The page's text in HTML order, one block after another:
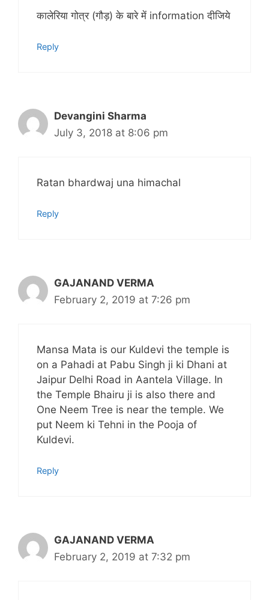
कालेरिया गोत्र (गौड़) के बारे में information दीजिये
Reply
Devangini Sharma
July 3, 2018 at 8:06 pm
Ratan bhardwaj una himachal
Reply
GAJANAND VERMA
February 2, 2019 at 7:26 pm
Mansa Mata is our Kuldevi the temple is
on a Pahadi at Pabu Singh ji ki Dhani at
Jaipur Delhi Road in Aantela Village. In
the Temple Bhairu ji is also there and
One Neem Tree is near the temple. We
put Neem ki Tehni in the Pooja of
Kuldevi.
Reply
GAJANAND VERMA
February 2, 2019 at 7:32 pm